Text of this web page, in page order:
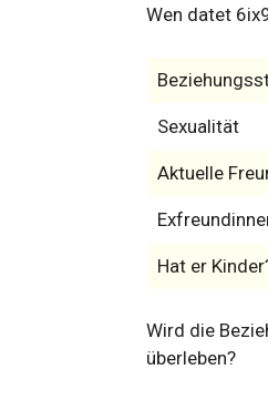
Wen datet
Sexualität
Aktuelle
Hat er
Wird die
überleben?